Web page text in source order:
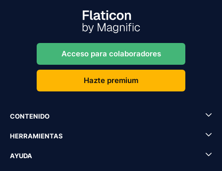
Acceso para colaboradores
Hazte premium
CONTENIDO
HERRAMIENTAS
AYUDA